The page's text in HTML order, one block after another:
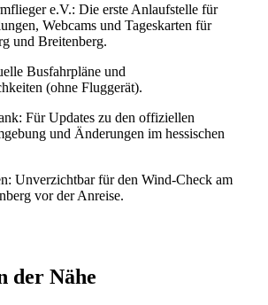
e.V.: Die erste Anlaufstelle für
Webcams und Tageskarten für
und Breitenberg.
Busfahrpläne und
(ohne Fluggerät).
Für Updates zu den offiziellen
und Änderungen im hessischen
Unverzichtbar für den Wind-Check am
vor der Anreise.
der Nähe